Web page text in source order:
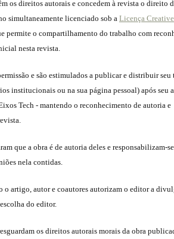
os direitos autorais e concedem à revista o direito
simultaneamente licenciado sob a Licença Creative
permite o compartilhamento do trabalho com
nesta revista.
e são estimulados a publicar e distribuir seu
institucionais ou na sua página pessoal) após seu
Tech - mantendo o reconhecimento de autoria e
que a obra é de autoria deles e responsabilizam-
nela contidas.
o artigo, autor e coautores autorizam o editor a
do editor.
os direitos autorais morais da obra